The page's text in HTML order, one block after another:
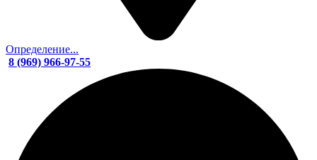
Определение...
8 (969) 966-97-55